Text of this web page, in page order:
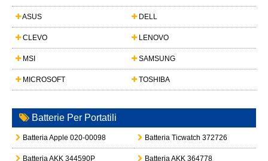
ASUS DELL
CLEVO LENOVO
MSI SAMSUNG
MICROSOFT TOSHIBA
Batterie Per Portatili
Batteria Apple 020-00098 Batteria Ticwatch 372726
Batteria AKK 344590P Batteria AKK 364778